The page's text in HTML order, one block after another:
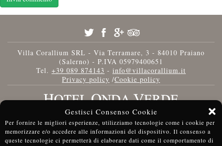
Gestisci Consenso Cookie
Per fornire le migliori esperienze, utilizziamo tecnologie come i cookie per
memorizzare e/o accedere alle informazioni del dispositivo. Il consenso a
queste tecnologie ci permetterà di elaborare dati come il comportamento di
Villa Corallium SRL - Via Terramare, 3 - 84010 Praiano
(Salerno) - P.IVA 05979400651
Tel. +39 089 874143 - info@villacorallium.it
Privacy policy /Cookie policy